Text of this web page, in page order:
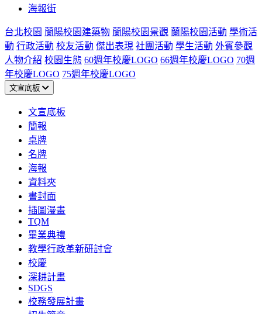
海報街
台北校園 蘭陽校園建築物 蘭陽校園景觀 蘭陽校園活動 學術活
動 行政活動 校友活動 傑出表現 社團活動 學生活動 外賓參觀
人物介紹 校園生態 60週年校慶LOGO 66週年校慶LOGO 70週
年校慶LOGO 75週年校慶LOGO
文宣底板
文宣底板
簡報
桌牌
名牌
海報
資料夾
書封面
插圖漫畫
TQM
畢業典禮
教學行政革新研討會
校慶
深耕計畫
SDGS
校務發展計畫